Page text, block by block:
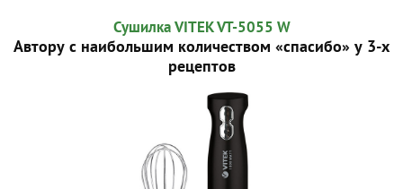
Сушилка VITEK VT-5055 W
Автору с наибольшим количеством «спасибо» у 3-х
рецептов